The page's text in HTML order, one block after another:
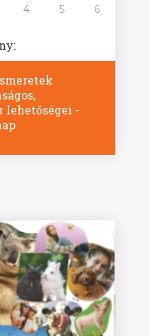
4 5 6
lehetőségei -